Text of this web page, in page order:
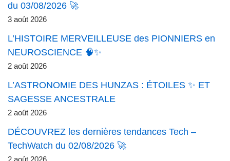
du 03/08/2026 🚀
3 août 2026
L’HISTOIRE MERVEILLEUSE des PIONNIERS en
NEUROSCIENCE 🧠✨
2 août 2026
L’ASTRONOMIE DES HUNZAS : ÉTOILES ✨ ET
SAGESSE ANCESTRALE
2 août 2026
DÉCOUVREZ les dernières tendances Tech –
TechWatch du 02/08/2026 🚀